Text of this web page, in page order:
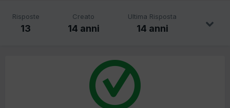
Risposte
13
Creato
14 anni
Ultima Risposta
14 anni